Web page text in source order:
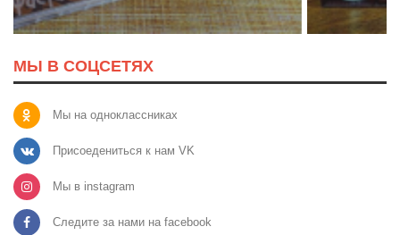
МЫ В СОЦСЕТЯХ
Мы на одноклассниках
Присоедениться к нам VK
Мы в instagram
Следите за нами на facebook